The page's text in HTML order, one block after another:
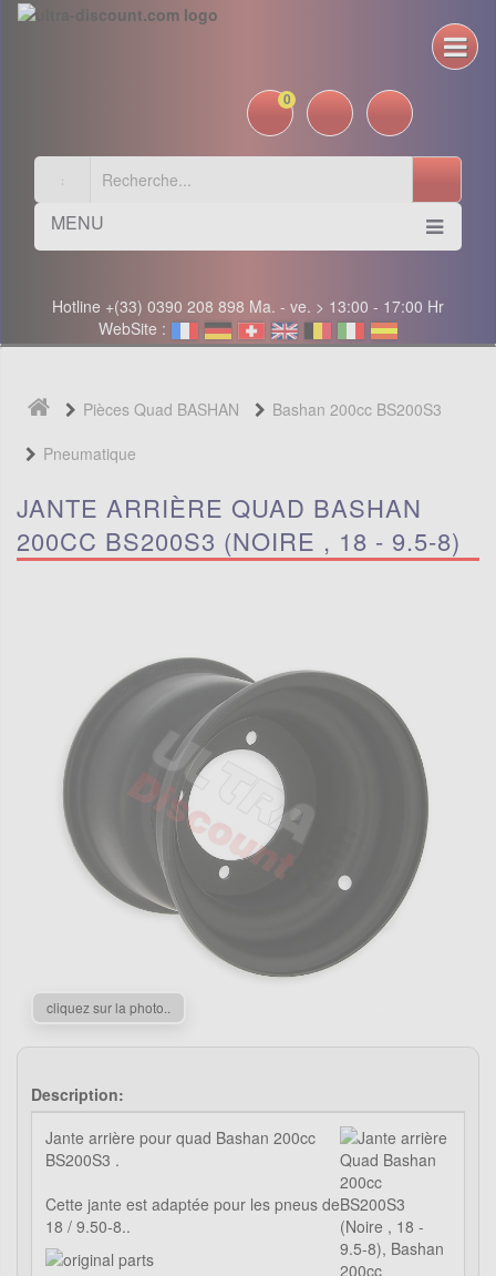
0
MENU
Hotline +(33) 0390 208 898 Ma. - ve. > 13:00 - 17:00 Hr
WebSite :
Pièces Quad BASHAN
Bashan 200cc BS200S3
Pneumatique
JANTE ARRIÈRE QUAD BASHAN
200CC BS200S3 (NOIRE , 18 - 9.5-8)
cliquez sur la photo..
Description:
Jante arrière pour quad Bashan 200cc
BS200S3 .
Cette jante est adaptée pour les pneus de
18 / 9.50-8..